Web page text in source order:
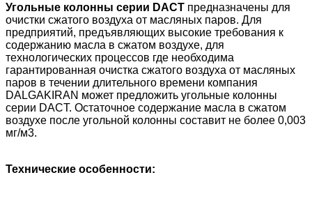
Угольные колонны серии DACT предназначены для
очистки сжатого воздуха от масляных паров. Для
предприятий, предъявляющих высокие требования к
содержанию масла в сжатом воздухе, для
технологических процессов где необходима
гарантированная очистка сжатого воздуха от масляных
паров в течении длительного времени компания
DALGAKIRAN может предложить угольные колонны
серии DACT. Остаточное содержание масла в сжатом
воздухе после угольной колонны составит не более 0,003
мг/м3.
Технические особенности: